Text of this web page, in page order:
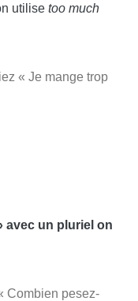
utilise too much
« Je mange trop
avec un pluriel on
Combien pesez-